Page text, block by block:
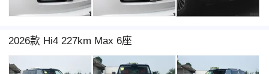
2026款 Hi4 227km Max 6座